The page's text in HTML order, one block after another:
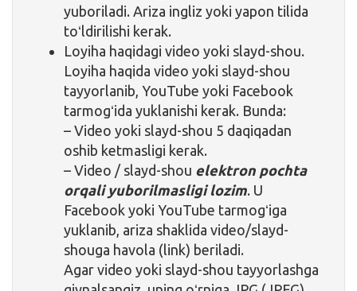
yuboriladi. Ariza ingliz yoki yapon tilida
toʻldirilishi kerak.
Loyiha haqidagi video yoki slayd-shou.
Loyiha haqida video yoki slayd-shou
tayyorlanib, YouTube yoki Facebook
tarmogʻida yuklanishi kerak. Bunda:
– Video yoki slayd-shou 5 daqiqadan
oshib ketmasligi kerak.
– Video / slayd-shou elektron pochta
orqali yuborilmasligi lozim. U
Facebook yoki YouTube tarmogʻiga
yuklanib, ariza shaklida video/slayd-
shouga havola (link) beriladi.
Agar video yoki slayd-shou tayyorlashga